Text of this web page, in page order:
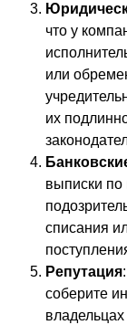
что у
или
их
выписки
списания
Репутация
соберите